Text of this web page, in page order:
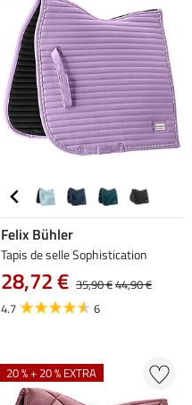
Felix Bühler
Tapis de selle Sophistication
28,72 € 35,90 €44,90 €
4.7
6
20 % + 20 % EXTRA